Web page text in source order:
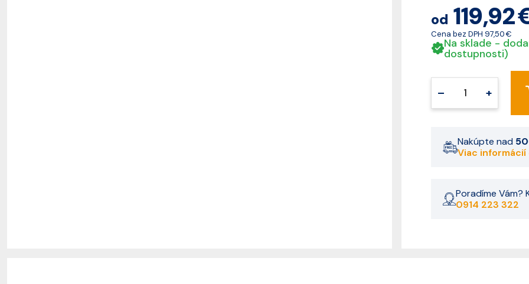
od 119,92
Cena bez DPH 97,50 €
Na sklade -
dostupnosti)
– +
Nakúpte nad
Viac informácií
Poradíme Vám?
0914 223 322